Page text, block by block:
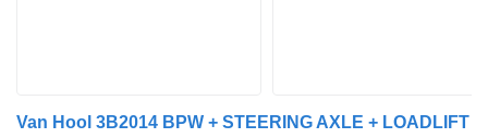
Van Hool 3B2014 BPW + STEERING AXLE + LOADLIFT